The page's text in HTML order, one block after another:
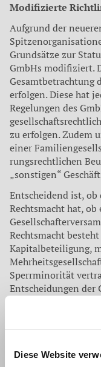
Diese Website
Modifizierte
Aufgrund der
Grundsätze zur
GmbHs modifiziert.
Gesamtbetrachtung
erfolgen. Diese hat
Regelungen des
zu erfolgen. Zudem
einer
rungsrechtlichen
„sonstigen“
Entscheidend ist, ob
Rechtsmacht hat,
Rechtsmacht
Kapitalbeteiligung,
Sperrminorität
Entscheidungen der
Zustimmung des
Statusbeurtei­lungen